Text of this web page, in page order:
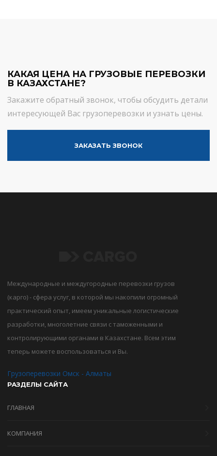
КАКАЯ ЦЕНА НА ГРУЗОВЫЕ ПЕРЕВОЗКИ
В КАЗАХСТАНЕ?
Закажите обратный звонок, чтобы обсудить детали
интересующей Вас грузоперевозки и узнать цены.
ЗАКАЗАТЬ ЗВОНОК
Международные и междугородные перевозки грузов
(карго) - сфера услуг, в которой мы накопили огромный
практический опыт, имеем уникальные логистические
разработки, многолетние связи с таможенными и
контролирующими органами в Казахстане. Всем этим
теперь можете воспользоваться и Вы.
Грузоперевозки Омск - Алматы
РАЗДЕЛЫ САЙТА
ГЛАВНАЯ
КОМПАНИЯ